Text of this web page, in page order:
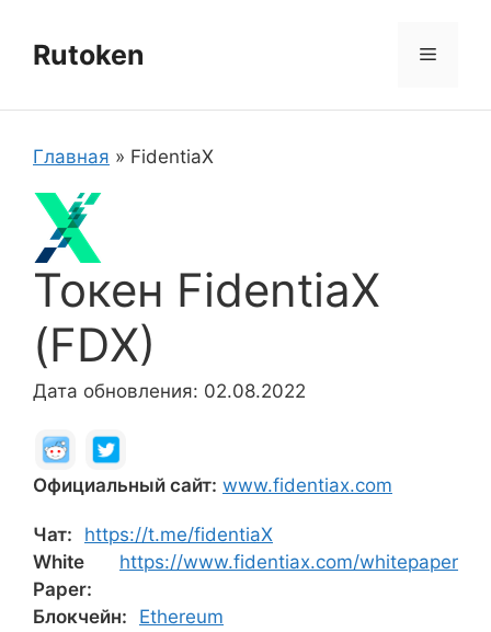
содержимому
Rutoken Меню
Главная » FidentiaX
Токен FidentiaX
(FDX)
Дата обновления: 02.08.2022
Официальный сайт: www.fidentiax.com
Чат:
https://t.me/fidentiaX
White
Paper:
https://www.fidentiax.com/whitepaper
Блокчейн:
Ethereum